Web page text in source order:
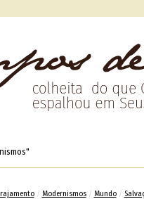
/ Modernismos/ Mundo/